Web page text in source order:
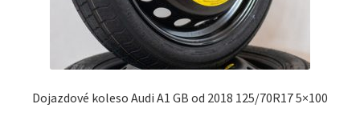
Dojazdové koleso Audi A1 GB od 2018 125/70R17 5×100